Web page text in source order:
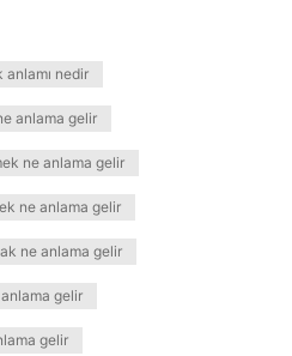
anlamı nedir
anlama gelir
ne anlama gelir
ne anlama gelir
ne anlama gelir
gelir
gelir